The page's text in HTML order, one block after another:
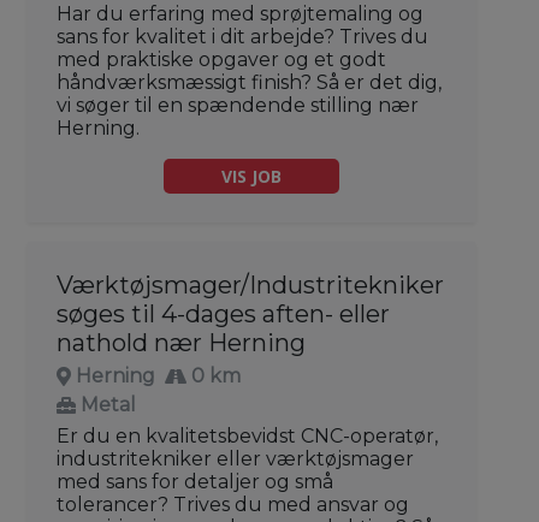
Har du erfaring med sprøjtemaling og
sans for kvalitet i dit arbejde? Trives du
med praktiske opgaver og et godt
håndværksmæssigt finish? Så er det dig,
vi søger til en spændende stilling nær
Herning.
VIS JOB
Værktøjsmager/Industritekniker
søges til 4-dages aften- eller
nathold nær Herning
Herning
0 km
Metal
Er du en kvalitetsbevidst CNC-operatør,
industritekniker eller værktøjsmager
med sans for detaljer og små
tolerancer? Trives du med ansvar og